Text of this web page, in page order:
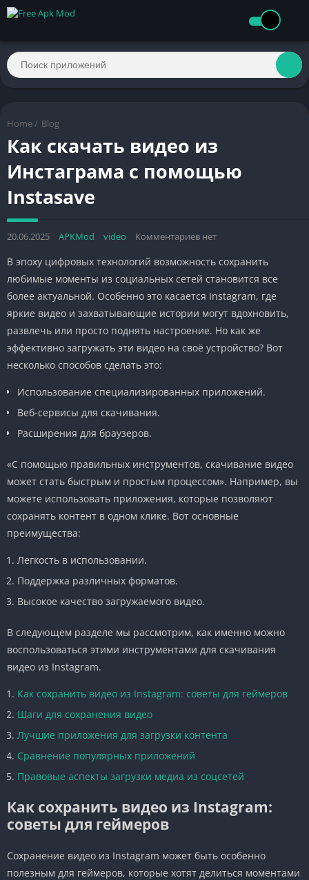
Home / Blog
Как скачать видео из
Инстаграма с помощью
Instasave
20.06.2025 APKMod video Комментариев нет
В эпоху цифровых технологий возможность сохранить
любимые моменты из социальных сетей становится все
более актуальной. Особенно это касается Instagram, где
яркие видео и захватывающие истории могут вдохновить,
развлечь или просто поднять настроение. Но как же
эффективно загружать эти видео на своё устройство? Вот
несколько способов сделать это:
Использование специализированных приложений.
Веб-сервисы для скачивания.
Расширения для браузеров.
«С помощью правильных инструментов, скачивание видео
может стать быстрым и простым процессом». Например, вы
можете использовать приложения, которые позволяют
сохранять контент в одном клике. Вот основные
преимущества:
Легкость в использовании.
Поддержка различных форматов.
Высокое качество загружаемого видео.
В следующем разделе мы рассмотрим, как именно можно
воспользоваться этими инструментами для скачивания
видео из Instagram.
Как сохранить видео из Instagram: советы для геймеров
Шаги для сохранения видео
Лучшие приложения для загрузки контента
Сравнение популярных приложений
Правовые аспекты загрузки медиа из соцсетей
Как сохранить видео из Instagram:
советы для геймеров
Сохранение видео из Instagram может быть особенно
полезным для геймеров, которые хотят делиться моментами